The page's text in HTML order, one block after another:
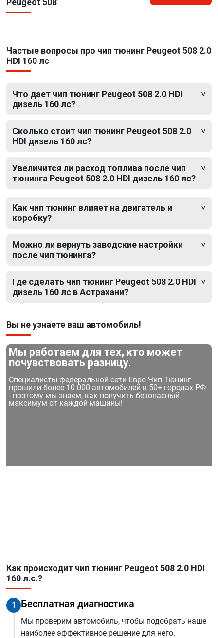
Peugeot 508
Частые вопросы про чип тюнинг Peugeot 508 2.0
HDI 160 лс
Что дает чип тюнинг Peugeot 508 2.0 HDI
дизель 160 лс?
Сколько стоит чип тюнинг Peugeot 508 2.0
HDI дизель 160 лс?
Увеличится ли расход топлива после чип
тюнинга Peugeot 508 2.0 HDI дизель 160 лс?
Как чип тюнинг влияет на двигатель и
коробку?
Можно ли вернуть заводские настройки
после чип тюнинга?
Где сделать чип тюнинг Peugeot 508 2.0 HDI
дизель 160 лс в Астрахани?
Вы не узнаете ваш автомобиль!
Мы работаем для тех, кто может
почувствовать разницу.
Специалисты федеральной сети Евро Чип Тюнинг
прошили более 10 000 автомобилей в 50+ городах РФ
- поэтому мы знаем, как получить безопасный
максимум от каждой машины!
Как происходит чип тюнинг Peugeot 508 2.0 HDI
160 л.с.?
1 Бесплатная диагностика
Мы проверим автомобиль, чтобы подобрать наше
наиболее эффективное решение для него.